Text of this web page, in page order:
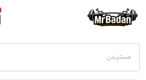
مستربدن